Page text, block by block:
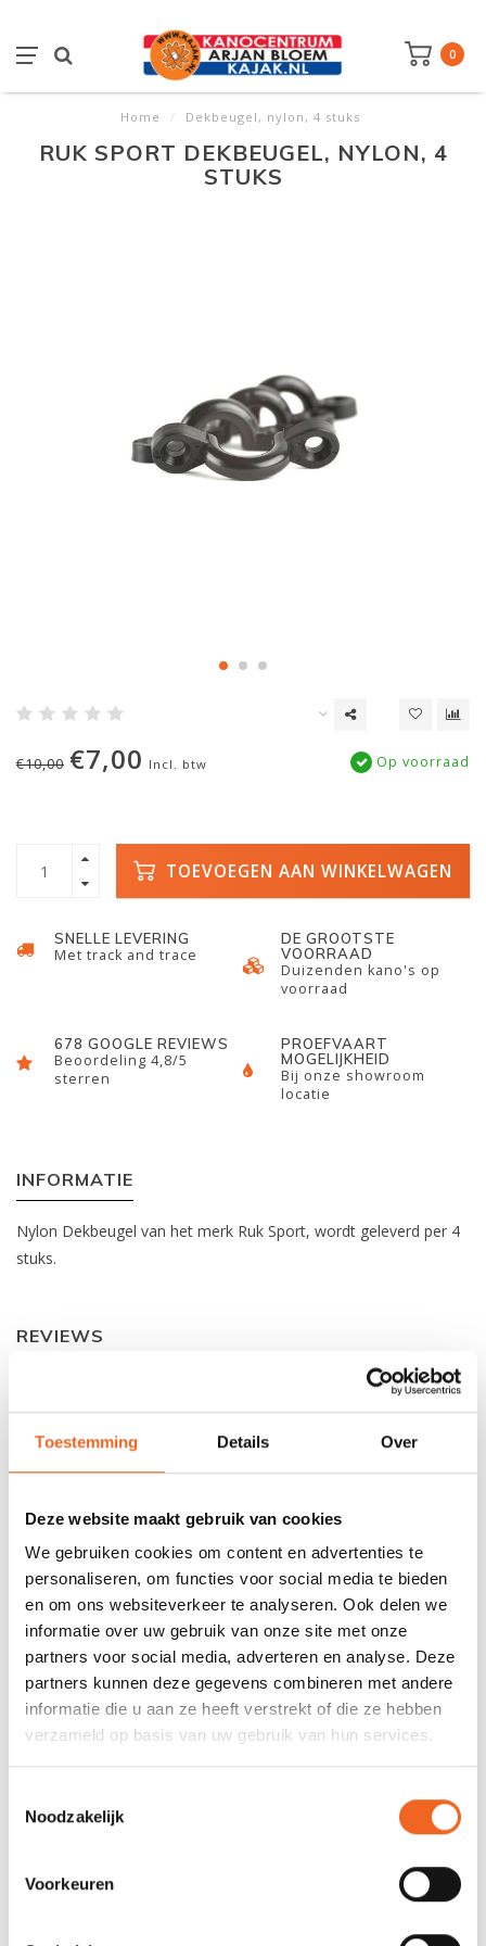
Toestemming Details Over
Deze website maakt gebruik van cookies
We gebruiken cookies om content en advertenties te
personaliseren, om functies voor social media te bieden
en om ons websiteverkeer te analyseren. Ook delen we
informatie over uw gebruik van onze site met onze
partners voor social media, adverteren en analyse. Deze
partners kunnen deze gegevens combineren met andere
informatie die u aan ze heeft verstrekt of die ze hebben
verzameld op basis van uw gebruik van hun services.
Noodzakelijk
Voorkeuren
0
Home / Dekbeugel, nylon, 4 stuks
RUK SPORT DEKBEUGEL, NYLON, 4
STUKS
€10,00 €7,00 Incl. btw Op voorraad
TOEVOEGEN AAN WINKELWAGEN
SNELLE LEVERING
Met track and trace
DE GROOTSTE
VOORRAAD
Duizenden kano's op
voorraad
678 GOOGLE REVIEWS
Beoordeling 4,8/5
sterren
PROEFVAART
MOGELIJKHEID
Bij onze showroom
locatie
INFORMATIE
Nylon Dekbeugel van het merk Ruk Sport, wordt geleverd per 4
stuks.
REVIEWS
JE BEOORDELING TOEVOEGEN
GERELATEERDE PRODUCTEN
RUK SPORT DEKBEUGEL,
RUK SPORT HAAK VOOR
ELASTIEK, 2 STUKS
€6,00